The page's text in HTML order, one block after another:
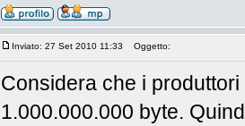
Inviato: 27 Set 2010 11:33 Oggetto:
Considera che i
1.000.000.000 byte.